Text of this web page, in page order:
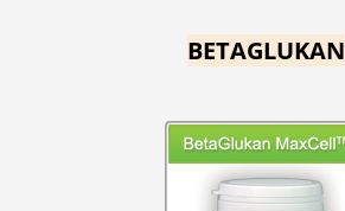
BETAGLUKAN